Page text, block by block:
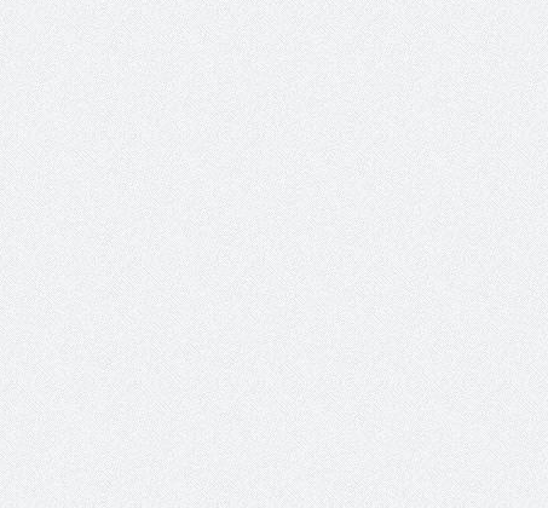
( مشعل بن عبد الله ) … عاشق
نجران
عبد العزيز.. ملك القلوب
وزير حقوق الإنسان اليمني يؤكد أن
انعقاد ملتقى (الوطن